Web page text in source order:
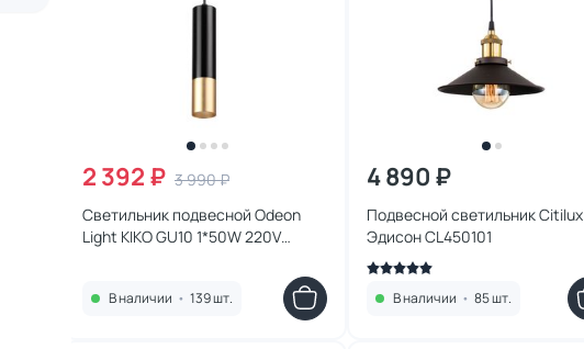
2 392 ₽ 3 990 ₽
Светильник подвесной Odeon
Light KIKO GU10 1*50W 220V
В наличии • 139 шт.
4 890 ₽
Подвесной светильник Citilux
Эдисон CL450101
В наличии • 85 шт.